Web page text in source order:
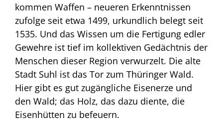
kommen Waffen – neueren Erkenntnissen
zufolge seit etwa 1499, urkundlich belegt seit
1535. Und das Wissen um die Fertigung edler
Gewehre ist tief im kollektiven Gedächtnis der
Menschen dieser Region verwurzelt. Die alte
Stadt Suhl ist das Tor zum Thüringer Wald.
Hier gibt es gut zugängliche Eisenerze und
den Wald; das Holz, das dazu diente, die
Eisenhütten zu befeuern.